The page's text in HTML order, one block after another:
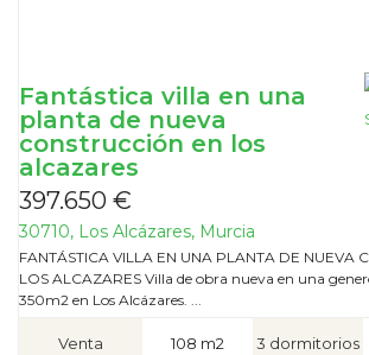
Fantástica villa en una
planta de nueva
construcción en los
alcazares
397.650 €
30710, Los Alcázares, Murcia
FANTÁSTICA VILLA EN UNA PLANTA DE NUEVA
LOS ALCAZARES Villa de obra nueva en una
350m2 en Los Alcázares. ...
Venta 108 m2 3 dormitorios